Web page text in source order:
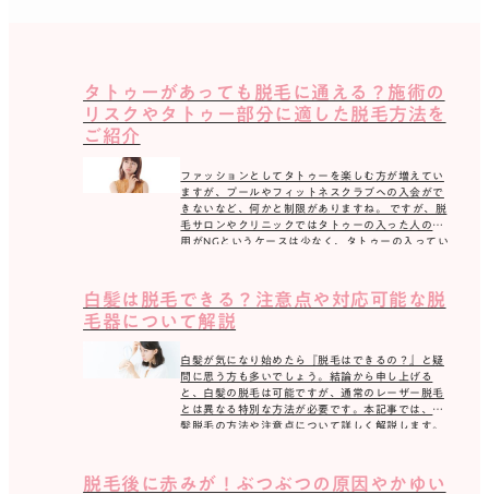
ペア限定プラン
お友だち紹介プラン
医療ダイエット
医療ハイフ
ダーマペン4
無料カウンセリング予約
タトゥーがあっても脱毛に通える？施術の
リスクやタトゥー部分に適した脱毛方法を
ご紹介
ファッションとしてタトゥーを楽しむ方が増えてい
ますが、プールやフィットネスクラブへの入会がで
きないなど、何かと制限がありますね。 ですが、脱
毛サロンやクリニックではタトゥーの入った人の利
用がNGというケースは少なく、タトゥーの入ってい
白髪は脱毛できる？注意点や対応可能な脱
毛器について解説
白髪が気になり始めたら『脱毛はできるの？』と疑
問に思う方も多いでしょう。結論から申し上げる
と、白髪の脱毛は可能ですが、通常のレーザー脱毛
とは異なる特別な方法が必要です。本記事では、白
髪脱毛の方法や注意点について詳しく解説します。
脱毛後に赤みが！ぶつぶつの原因やかゆい